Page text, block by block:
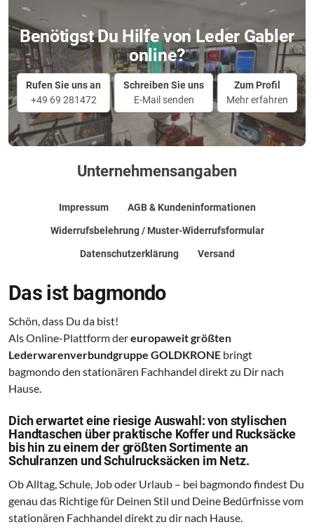
Benötigst Du Hilfe von Leder Gabler
online?
Rufen Sie uns an
+49 69 281472
Schreiben Sie uns
E-Mail senden
Zum Profil
Mehr erfahren
Unternehmensangaben
Impressum AGB & Kundeninformationen
Widerrufsbelehrung / Muster-Widerrufsformular
Datenschutzerklärung Versand
Das ist bagmondo
Schön, dass Du da bist!
Als Online-Plattform dereuropaweit größten
Lederwarenverbundgruppe GOLDKRONE bringt
bagmondo den stationären Fachhandel direkt zu Dir nach
Hause.
Dich erwartet eine riesige Auswahl: von stylischen
Handtaschen über praktische Koffer und Rucksäcke
bis hin zu einem der größten Sortimente an
Schulranzen und Schulrucksäcken im Netz.
Ob Alltag, Schule, Job oder Urlaub – bei bagmondo findest Du
genau das Richtige für Deinen Stil und Deine Bedürfnisse vom
stationären Fachhandel direkt zu dir nach Hause.